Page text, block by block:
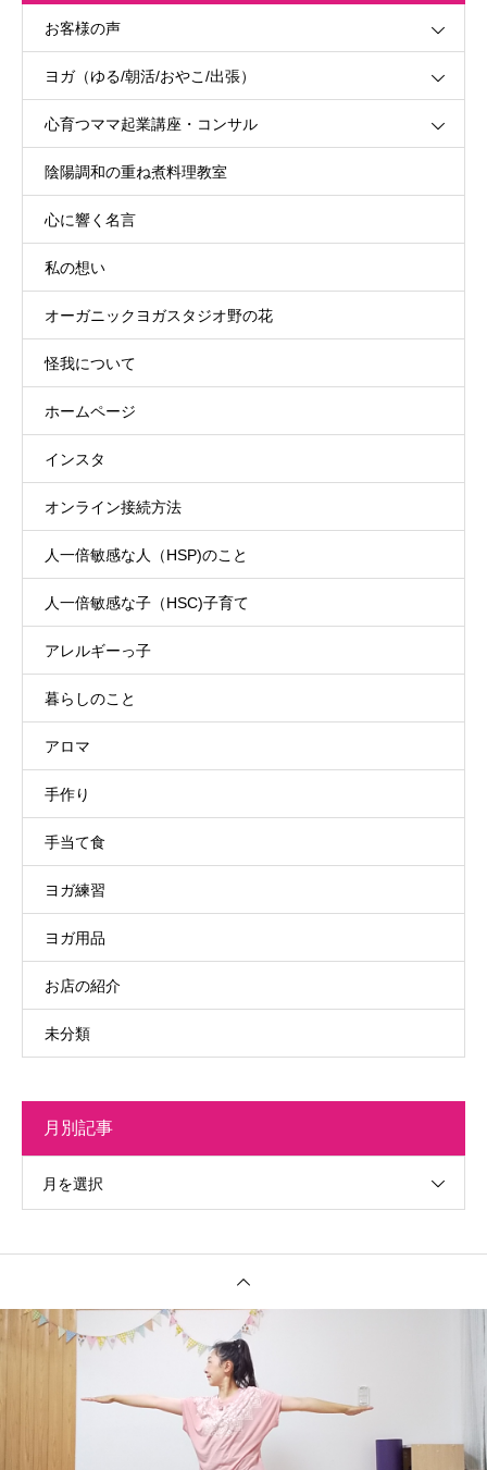
お客様の声
ヨガ（ゆる/朝活/おやこ/出張）
心育つママ起業講座・コンサル
陰陽調和の重ね煮料理教室
心に響く名言
私の想い
オーガニックヨガスタジオ野の花
怪我について
ホームページ
インスタ
オンライン接続方法
人一倍敏感な人（HSP)のこと
人一倍敏感な子（HSC)子育て
アレルギーっ子
暮らしのこと
アロマ
手作り
手当て食
ヨガ練習
ヨガ用品
お店の紹介
未分類
月別記事
月を選択